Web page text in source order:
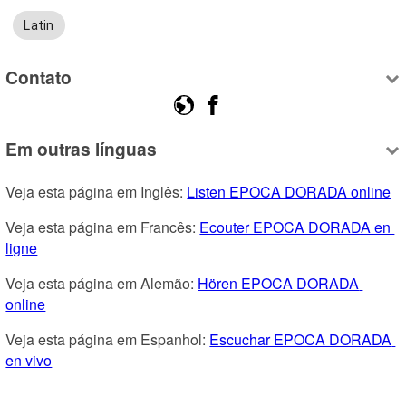
Latin
Contato
Em outras línguas
Veja esta página em Inglês: Listen EPOCA DORADA online
Veja esta página em Francês: Ecouter EPOCA DORADA en
ligne
Veja esta página em Alemão: Hören EPOCA DORADA
online
Veja esta página em Espanhol: Escuchar EPOCA DORADA
en vivo